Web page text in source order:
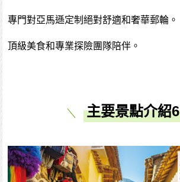
專門對亞馬遜定制絕對舒適和奢華郵輪。
頂級美食和專業探險團隊陪伴。
主要景點介紹6